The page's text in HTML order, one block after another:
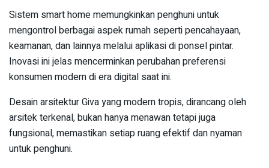
Sistem smart home memungkinkan penghuni untuk
mengontrol berbagai aspek rumah seperti pencahayaan,
keamanan, dan lainnya melalui aplikasi di ponsel pintar.
Inovasi ini jelas mencerminkan perubahan preferensi
konsumen modern di era digital saat ini.
Desain arsitektur Giva yang modern tropis, dirancang oleh
arsitek terkenal, bukan hanya menawan tetapi juga
fungsional, memastikan setiap ruang efektif dan nyaman
untuk penghuni.